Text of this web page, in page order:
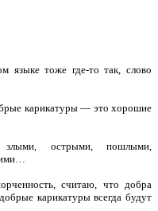
языке тоже где-то так, слово
карикатуры — это хорошие
острыми, пошлыми,
считаю, что добра
карикатуры всегда будут